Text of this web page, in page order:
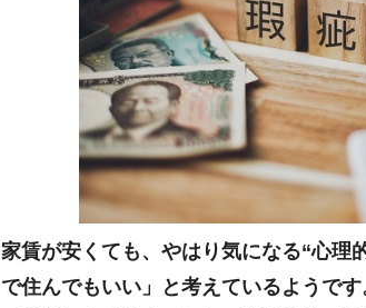
家賃が安くても、やはり気になる“心理
で住んでもいい」と考えているようで